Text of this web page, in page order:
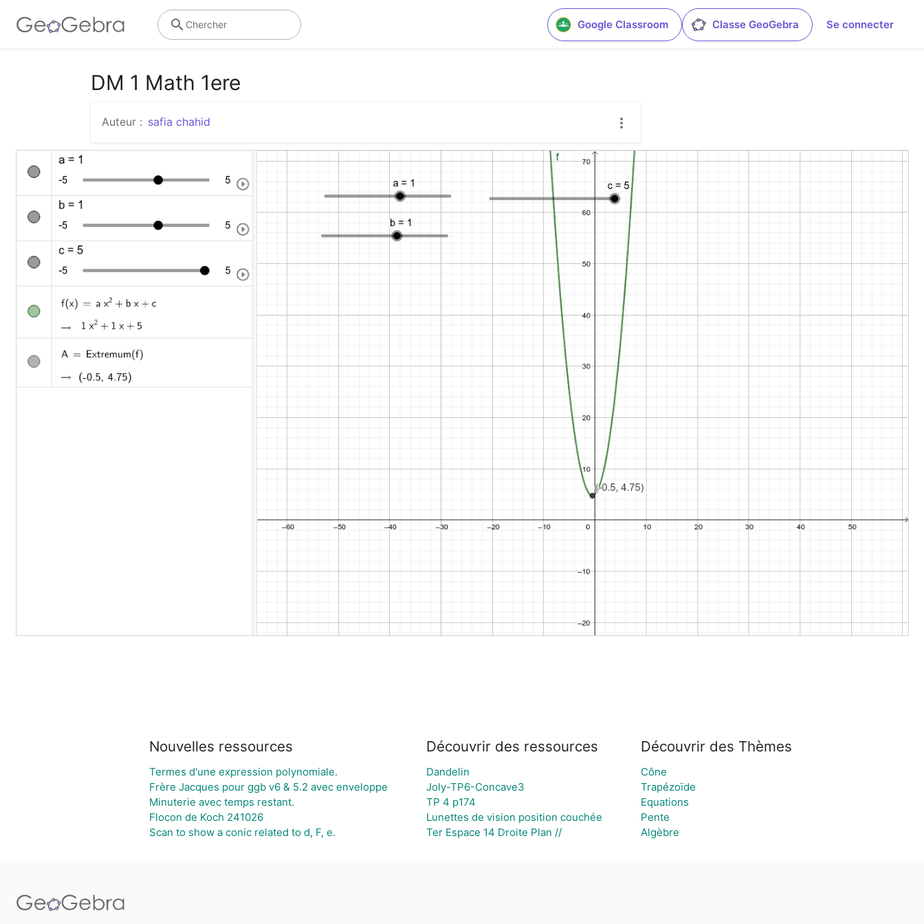
Google Classroom Classe GeoGebra Se connecter
Chercher
DM 1 Math 1ere
Auteur : safia chahid
Nouvelles ressources
Termes d'une expression polynomiale.
Frère Jacques pour ggb v6 & 5.2 avec enveloppe
Minuterie avec temps restant.
Flocon de Koch 241026
Scan to show a conic related to d, F, e.
Découvrir des ressources
Dandelin
Joly-TP6-Concave3
TP 4 p174
Lunettes de vision position couchée
Ter Espace 14 Droite Plan //
Découvrir des Thèmes
Cône
Trapézoïde
Equations
Pente
Algèbre